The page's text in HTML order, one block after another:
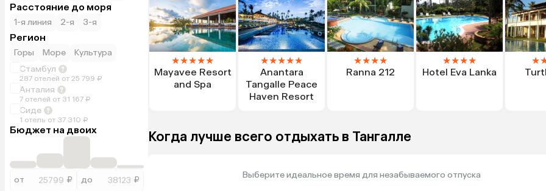
Расстояние до моря
1-я линия 2-я 3-я
Регион
Горы Море
Культура
Стамбул
287 отелей от 25 799 ₽
Анталия
7 отелей от 31 167 ₽
Сиде
1 отель от 37 310 ₽
Бюджет на двоих
от ₽ до ₽
★★★★★
Mayavee Resort
and Spa
★★★★★
Anantara
Tangalle Peace
Haven Resort
★★★★
Ranna 212
★★★★
Hotel Eva Lanka
★
Когда лучше всего отдыхать в Тангалле
Выберите идеальное время для незабываемого отпуска